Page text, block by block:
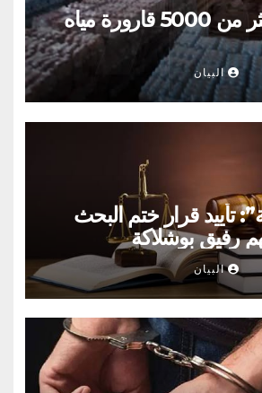
نابل: حجز أكثر من 5000 قارورة مياه
البيان
تأييد قرار ختم البحث
رفيق بوشلاكة
البيان